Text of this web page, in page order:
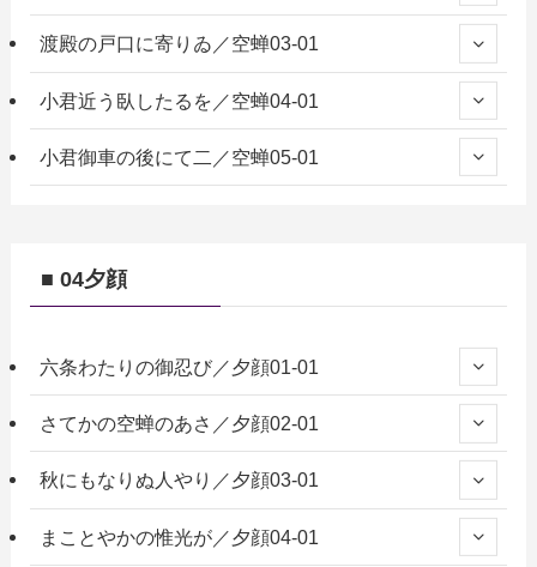
渡殿の戸口に寄りゐ／空蝉03-01
小君近う臥したるを／空蝉04-01
小君御車の後にて二／空蝉05-01
■ 04夕顔
六条わたりの御忍び／夕顔01-01
さてかの空蝉のあさ／夕顔02-01
秋にもなりぬ人やり／夕顔03-01
まことやかの惟光が／夕顔04-01